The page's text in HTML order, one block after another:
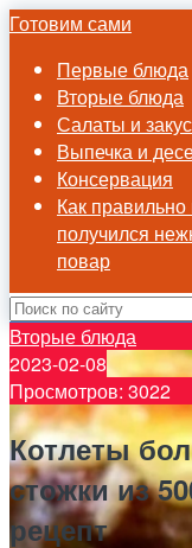
Готовим сами
Первые блюда
Вторые блюда
Салаты и
Выпечка и
Консервация
Как
получился
повар
Вторые блюда
2023-02-08
Просмотров: 3022
Котлеты
стожки из
рецепт